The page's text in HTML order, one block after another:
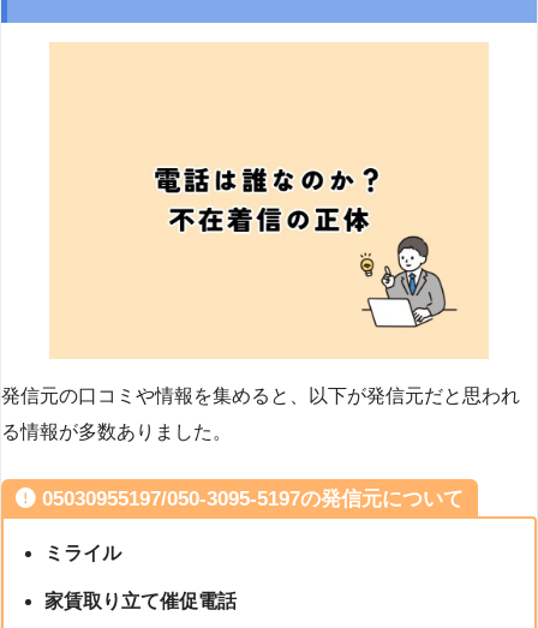
発信元の口コミや情報を集めると、以下が発信元だと思われ
る情報が多数ありました。
05030955197/050-3095-5197の発信元について
ミライル
家賃取り立て催促電話